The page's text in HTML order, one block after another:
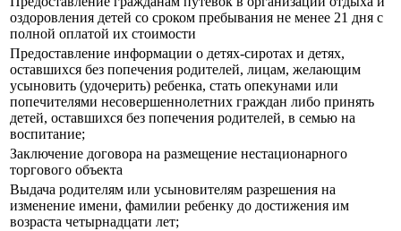
оздоровления детей со сроком пребывания не менее 21 дня с
полной оплатой их стоимости
Предоставление информации о детях-сиротах и детях,
оставшихся без попечения родителей, лицам, желающим
усыновить (удочерить) ребенка, стать опекунами или
попечителями несовершеннолетних граждан либо принять
детей, оставшихся без попечения родителей, в семью на
воспитание;
Заключение договора на размещение нестационарного
торгового объекта
Выдача родителям или усыновителям разрешения на
изменение имени, фамилии ребенку до достижения им
возраста четырнадцати лет;